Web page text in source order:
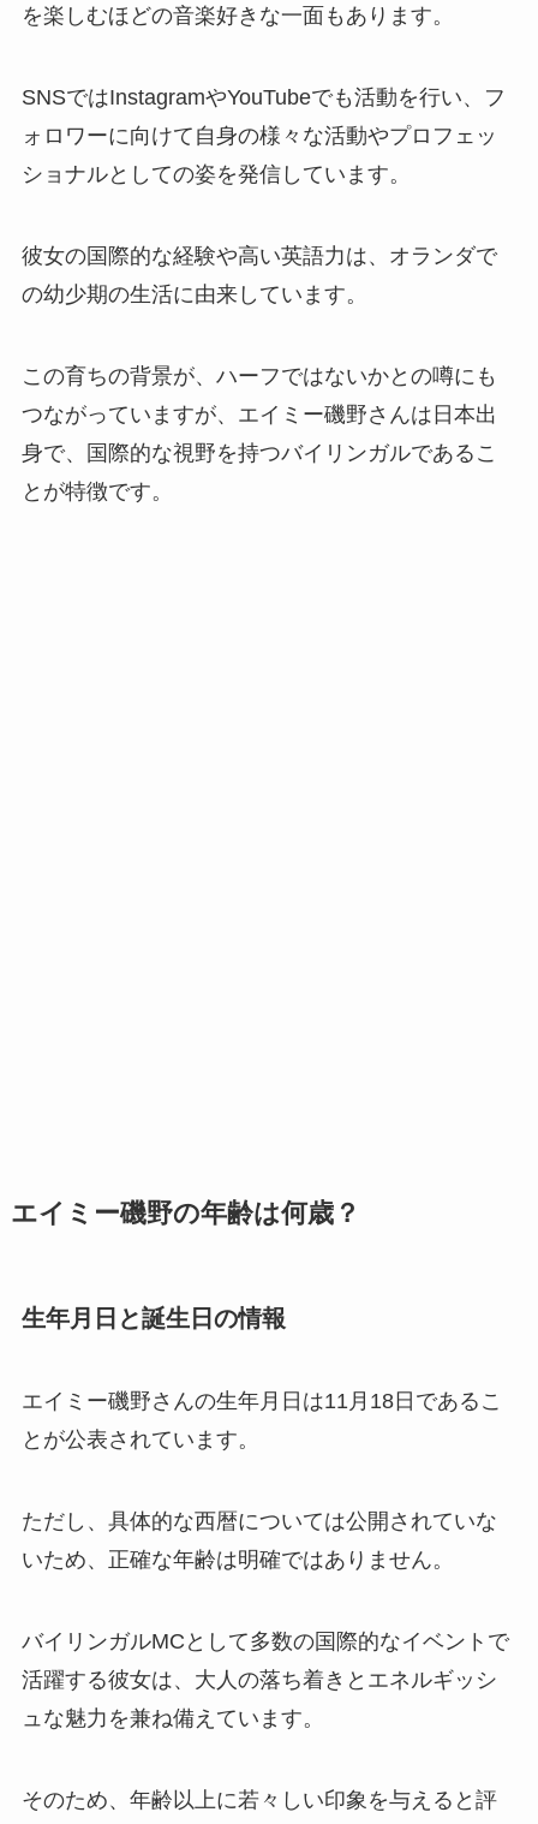
を楽しむほどの音楽好きな一面もあります。
SNSではInstagramやYouTubeでも活動を行い、フ
ォロワーに向けて自身の様々な活動やプロフェッ
ショナルとしての姿を発信しています。
彼女の国際的な経験や高い英語力は、オランダで
の幼少期の生活に由来しています。
この育ちの背景が、ハーフではないかとの噂にも
つながっていますが、エイミー磯野さんは日本出
身で、国際的な視野を持つバイリンガルであるこ
とが特徴です。
エイミー磯野の年齢は何歳？
生年月日と誕生日の情報
エイミー磯野さんの生年月日は11月18日であるこ
とが公表されています。
ただし、具体的な西暦については公開されていな
いため、正確な年齢は明確ではありません。
バイリンガルMCとして多数の国際的なイベントで
活躍する彼女は、大人の落ち着きとエネルギッシ
ュな魅力を兼ね備えています。
そのため、年齢以上に若々しい印象を与えると評